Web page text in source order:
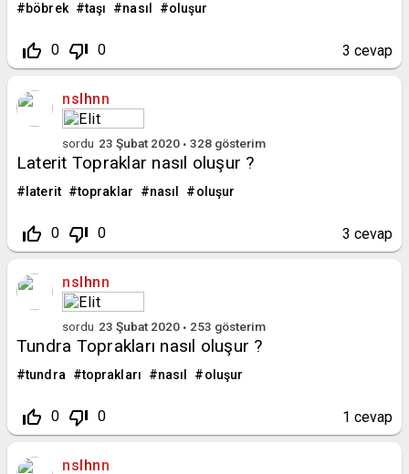
böbrek taşı nasıl oluşur
thumb_up_off_alt 0 thumb_down_off_alt 0 3 cevap
nslhnn
sordu 23 Şubat 2020 328 gösterim
Laterit Topraklar nasıl oluşur ?
laterit topraklar nasıl oluşur
thumb_up_off_alt 0 thumb_down_off_alt 0 3 cevap
nslhnn
sordu 23 Şubat 2020 253 gösterim
Tundra Toprakları nasıl oluşur ?
tundra toprakları nasıl oluşur
thumb_up_off_alt 0 thumb_down_off_alt 0 1 cevap
nslhnn